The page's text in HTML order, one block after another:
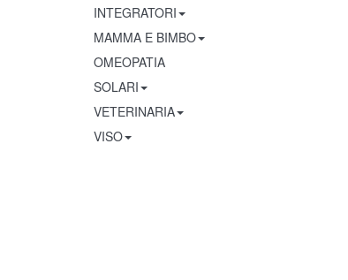
INTEGRATORI
MAMMA E BIMBO
OMEOPATIA
SOLARI
VETERINARIA
VISO